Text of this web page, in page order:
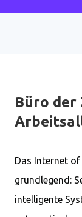
Büro der
Das Internet
grundlegend:
intelligente